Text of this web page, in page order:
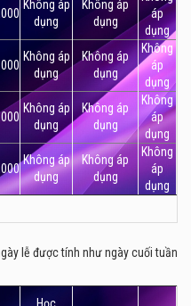
Không áp
dụng
Không áp
dụng
áp
dụng
Không áp
dụng
Không áp
dụng
Không
áp
dụng
Không áp
dụng
Không áp
dụng
Không
áp
dụng
Không áp
dụng
Không áp
dụng
Không
áp
dụng
lễ được tính như ngày cuối tuần
Học